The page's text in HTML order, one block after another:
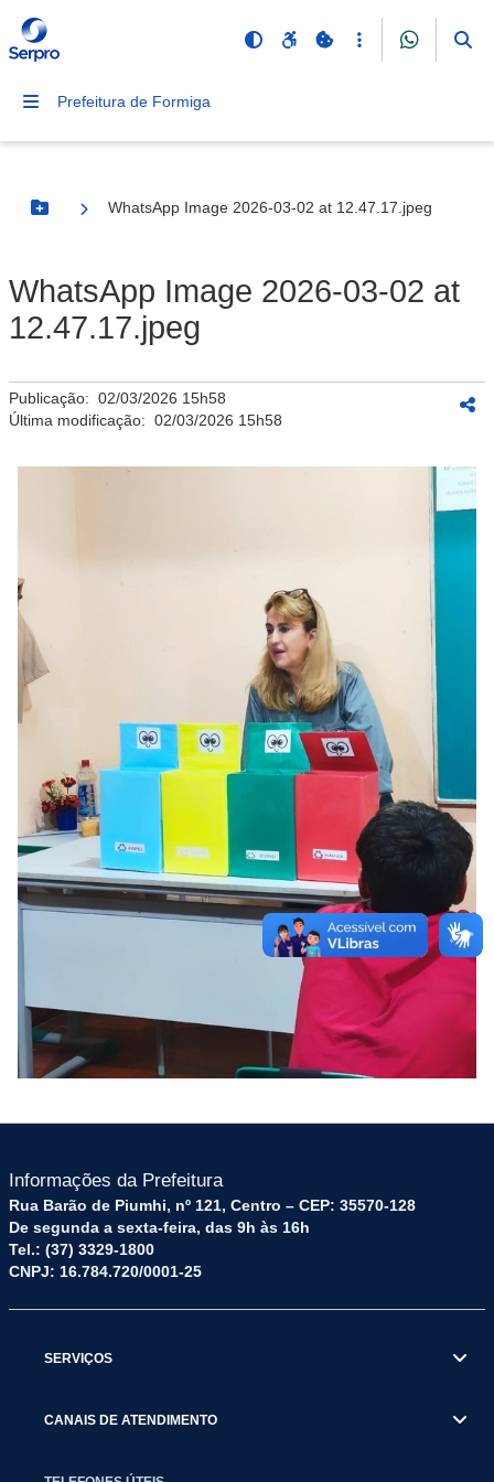
Prefeitura de Formiga
Botão Menu
WhatsApp Image 2026-03-02 at 12.47.17.jpeg
WhatsApp Image 2026-03-02 at
12.47.17.jpeg
Publicação: 02/03/2026 15h58
Última modificação: 02/03/2026 15h58
Informações da Prefeitura
Rua Barão de Piumhi, nº 121, Centro – CEP: 35570-128
De segunda a sexta-feira, das 9h às 16h
Tel.: (37) 3329-1800
CNPJ: 16.784.720/0001-25
SERVIÇOS
CANAIS DE ATENDIMENTO